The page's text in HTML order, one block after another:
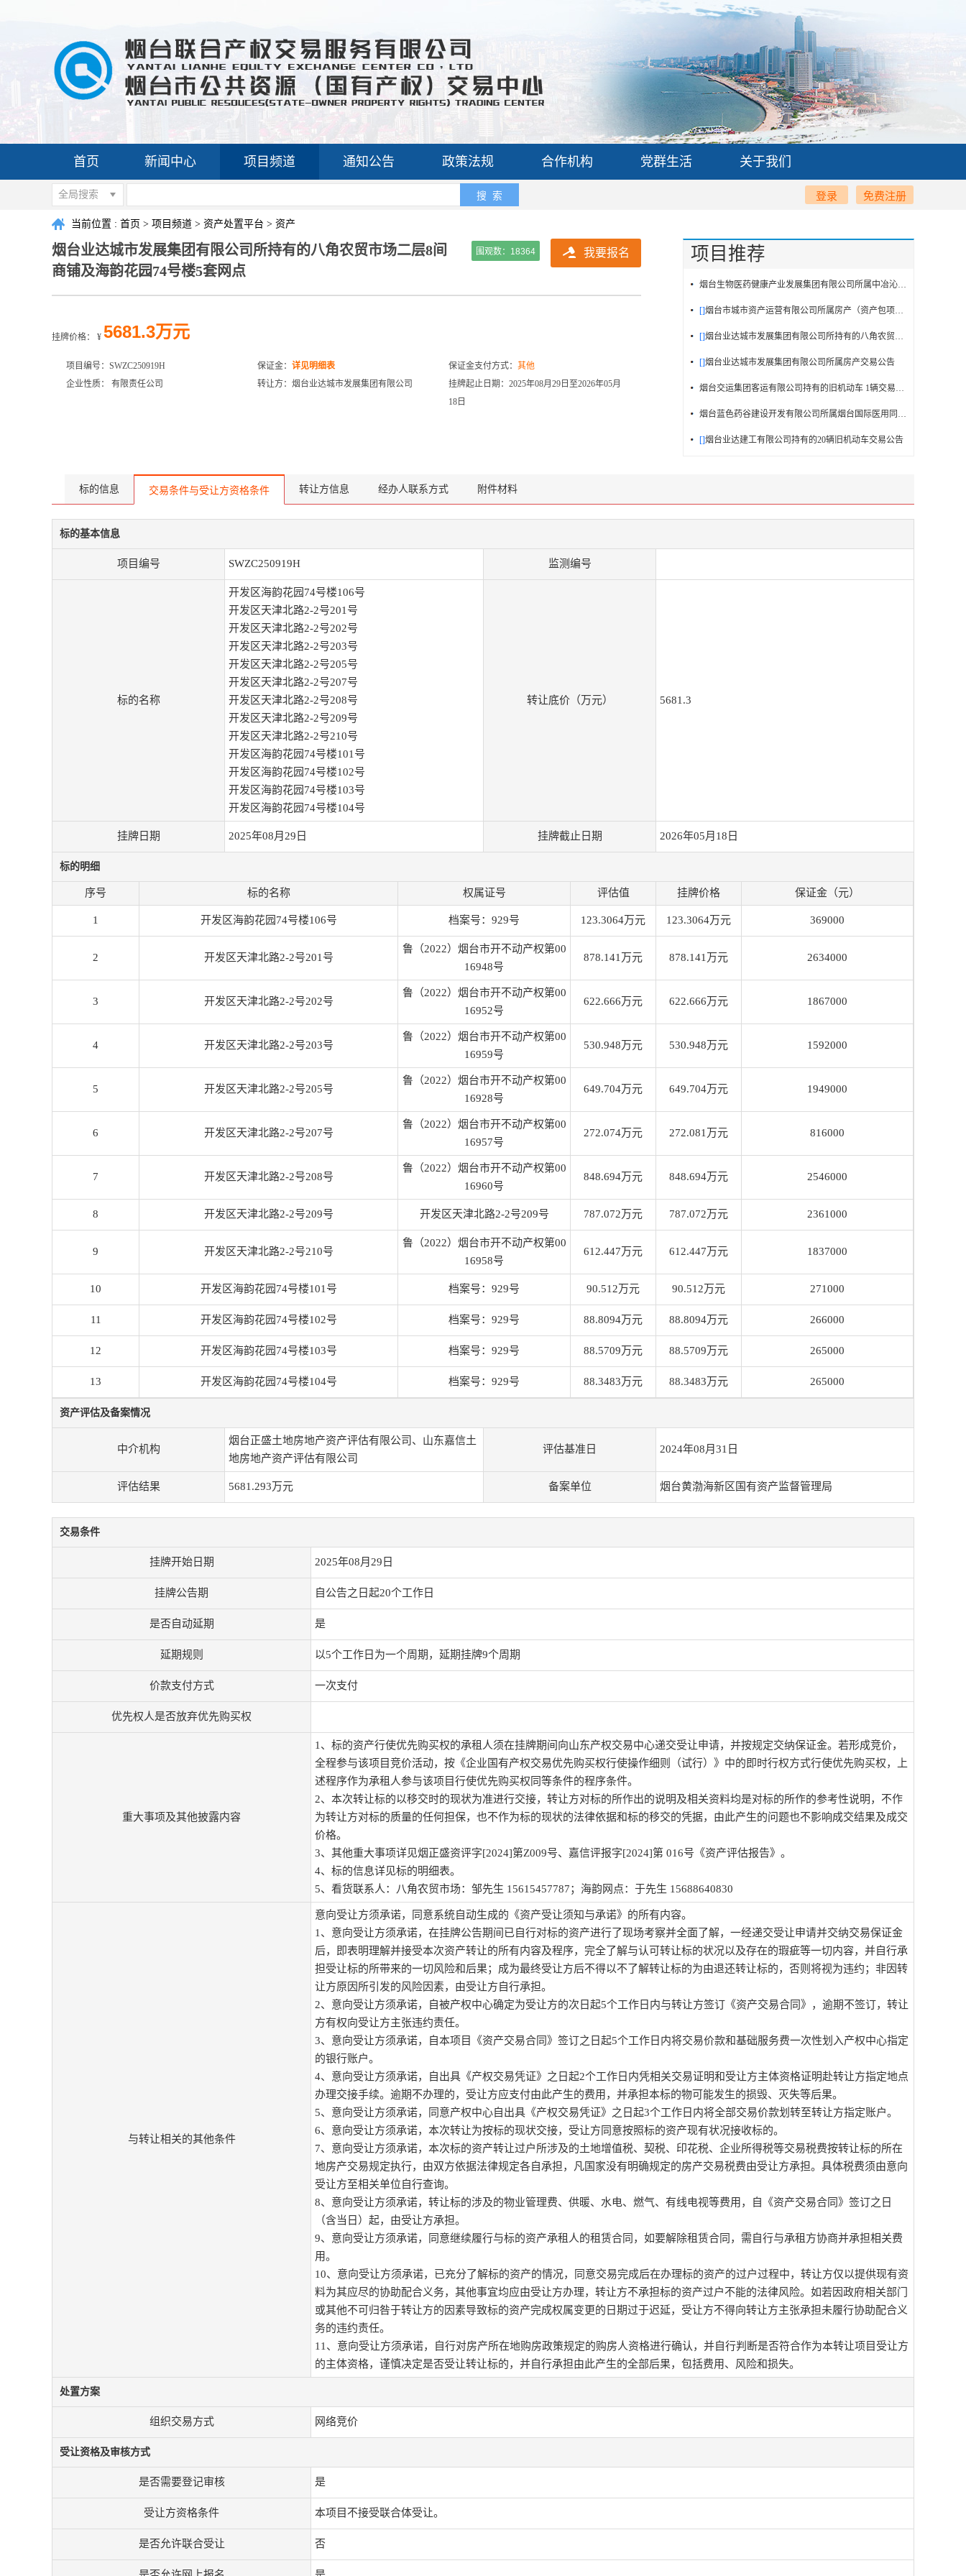
首页 新闻中心 项目频道 通知公告 政策法规 合作机构 党群生活 关于我们
全局搜索 搜 索 免费注册
登录
当前位置 : 首页 > 项目频道 > 资产处置平台 > 资产
烟台业达城市发展集团有限公司所持有的八角农贸市场二层8间
商铺及海韵花园74号楼5套网点
我要报名
围观数： 18364
挂牌价格： ¥ 5681.3万元
项目编号：SWZC250919H 保证金： 详见明细表 保证金支付方式： 其他
企业性质： 有限责任公司
转让方：烟台业达城市发展集团有限公司
挂牌起止日期：2025年08月29日至2026年05月
18日
项目推荐
烟台生物医药健康产业发展集团有限公司所属中冶沁海云墅53号房产
[]烟台市城市资产运营有限公司所属房产（资产包项目）交易公告
[]烟台业达城市发展集团有限公司所持有的八角农贸市场二层8间商铺及海韵花园74号楼5套...
[]烟台业达城市发展集团有限公司所属房产交易公告
烟台交运集团客运有限公司持有的旧机动车 1辆交易公告
烟台蓝色药谷建设开发有限公司所属烟台国际医用同位素创新应用基地一期18号厂房101户及102户
[]烟台业达建工有限公司持有的20辆旧机动车交易公告
标的信息 交易条件与受让方资格条件 转让方信息 经办人联系方式 附件材料
标的基本信息
项目编号 SWZC250919H 监测编号
标的名称
开发区海韵花园74号楼106号
开发区天津北路2-2号201号
开发区天津北路2-2号202号
开发区天津北路2-2号203号
开发区天津北路2-2号205号
开发区天津北路2-2号207号
开发区天津北路2-2号208号
开发区天津北路2-2号209号
开发区天津北路2-2号210号
开发区海韵花园74号楼101号
开发区海韵花园74号楼102号
开发区海韵花园74号楼103号
开发区海韵花园74号楼104号
转让底价（万元） 5681.3
挂牌日期 2025年08月29日 挂牌截止日期 2026年05月18日
标的明细
序号 标的名称 权属证号 评估值 挂牌价格 保证金（元）
1 开发区海韵花园74号楼106号 档案号：929号 123.3064万元 123.3064万元 369000
2 开发区天津北路2-2号201号
鲁（2022）烟台市开不动产权第00
16948号
878.141万元 878.141万元 2634000
3 开发区天津北路2-2号202号
鲁（2022）烟台市开不动产权第00
16952号
622.666万元 622.666万元 1867000
4 开发区天津北路2-2号203号
鲁（2022）烟台市开不动产权第00
16959号
530.948万元 530.948万元 1592000
5 开发区天津北路2-2号205号
鲁（2022）烟台市开不动产权第00
16928号
649.704万元 649.704万元 1949000
6 开发区天津北路2-2号207号
鲁（2022）烟台市开不动产权第00
16957号
272.074万元 272.081万元 816000
7 开发区天津北路2-2号208号
鲁（2022）烟台市开不动产权第00
16960号
848.694万元 848.694万元 2546000
8 开发区天津北路2-2号209号 开发区天津北路2-2号209号 787.072万元 787.072万元 2361000
9 开发区天津北路2-2号210号
鲁（2022）烟台市开不动产权第00
16958号
612.447万元 612.447万元 1837000
10 开发区海韵花园74号楼101号 档案号：929号 90.512万元 90.512万元 271000
11 开发区海韵花园74号楼102号 档案号：929号 88.8094万元 88.8094万元 266000
12 开发区海韵花园74号楼103号 档案号：929号 88.5709万元 88.5709万元 265000
13 开发区海韵花园74号楼104号 档案号：929号 88.3483万元 88.3483万元 265000
资产评估及备案情况
中介机构
烟台正盛土地房地产资产评估有限公司、山东嘉信土
地房地产资产评估有限公司
评估基准日 2024年08月31日
评估结果 5681.293万元 备案单位 烟台黄渤海新区国有资产监督管理局
交易条件
挂牌开始日期 2025年08月29日
挂牌公告期 自公告之日起20个工作日
是否自动延期 是
延期规则 以5个工作日为一个周期，延期挂牌9个周期
价款支付方式 一次支付
优先权人是否放弃优先购买权
重大事项及其他披露内容
1、标的资产行使优先购买权的承租人须在挂牌期间向山东产权交易中心递交受让申请，并按规定交纳保证金。若形成竞价，
全程参与该项目竞价活动，按《企业国有产权交易优先购买权行使操作细则（试行）》中的即时行权方式行使优先购买权，上
述程序作为承租人参与该项目行使优先购买权同等条件的程序条件。
2、本次转让标的以移交时的现状为准进行交接，转让方对标的所作出的说明及相关资料均是对标的所作的参考性说明，不作
为转让方对标的质量的任何担保，也不作为标的现状的法律依据和标的移交的凭据，由此产生的问题也不影响成交结果及成交
价格。
3、其他重大事项详见烟正盛资评字[2024]第Z009号、嘉信评报字[2024]第 016号《资产评估报告》。
4、标的信息详见标的明细表。
5、看货联系人：八角农贸市场：邹先生 15615457787；海韵网点：于先生 15688640830
与转让相关的其他条件
意向受让方须承诺，同意系统自动生成的《资产受让须知与承诺》的所有内容。
1、意向受让方须承诺，在挂牌公告期间已自行对标的资产进行了现场考察并全面了解，一经递交受让申请并交纳交易保证金
后，即表明理解并接受本次资产转让的所有内容及程序，完全了解与认可转让标的状况以及存在的瑕疵等一切内容，并自行承
担受让标的所带来的一切风险和后果；成为最终受让方后不得以不了解转让标的为由退还转让标的，否则将视为违约；非因转
让方原因所引发的风险因素，由受让方自行承担。
2、意向受让方须承诺，自被产权中心确定为受让方的次日起5个工作日内与转让方签订《资产交易合同》，逾期不签订，转让
方有权向受让方主张违约责任。
3、意向受让方须承诺，自本项目《资产交易合同》签订之日起5个工作日内将交易价款和基础服务费一次性划入产权中心指定
的银行账户。
4、意向受让方须承诺，自出具《产权交易凭证》之日起2个工作日内凭相关交易证明和受让方主体资格证明赴转让方指定地点
办理交接手续。逾期不办理的，受让方应支付由此产生的费用，并承担本标的物可能发生的损毁、灭失等后果。
5、意向受让方须承诺，同意产权中心自出具《产权交易凭证》之日起3个工作日内将全部交易价款划转至转让方指定账户。
6、意向受让方须承诺，本次转让为按标的现状交接，受让方同意按照标的资产现有状况接收标的。
7、意向受让方须承诺，本次标的资产转让过户所涉及的土地增值税、契税、印花税、企业所得税等交易税费按转让标的所在
地房产交易规定执行，由双方依据法律规定各自承担，凡国家没有明确规定的房产交易税费由受让方承担。具体税费须由意向
受让方至相关单位自行查询。
8、意向受让方须承诺，转让标的涉及的物业管理费、供暖、水电、燃气、有线电视等费用，自《资产交易合同》签订之日
（含当日）起，由受让方承担。
9、意向受让方须承诺，同意继续履行与标的资产承租人的租赁合同，如要解除租赁合同，需自行与承租方协商并承担相关费
用。
10、意向受让方须承诺，已充分了解标的资产的情况，同意交易完成后在办理标的资产的过户过程中，转让方仅以提供现有资
料为其应尽的协助配合义务，其他事宜均应由受让方办理，转让方不承担标的资产过户不能的法律风险。如若因政府相关部门
或其他不可归咎于转让方的因素导致标的资产完成权属变更的日期过于迟延，受让方不得向转让方主张承担未履行协助配合义
务的违约责任。
11、意向受让方须承诺，自行对房产所在地购房政策规定的购房人资格进行确认，并自行判断是否符合作为本转让项目受让方
的主体资格，谨慎决定是否受让转让标的，并自行承担由此产生的全部后果，包括费用、风险和损失。
处置方案
组织交易方式 网络竞价
受让资格及审核方式
是否需要登记审核 是
受让方资格条件 本项目不接受联合体受让。
是否允许联合受让 否